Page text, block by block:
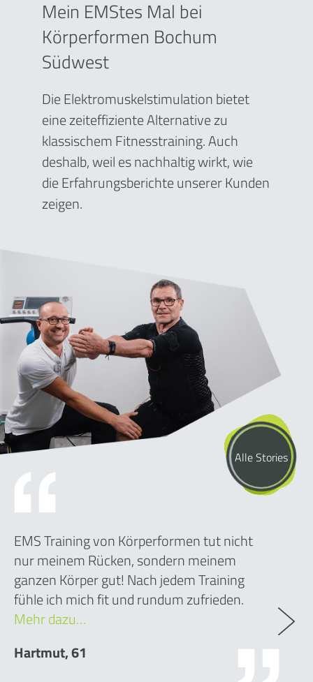
Mein EMStes Mal bei
Körperformen Bochum
Südwest
Die Elektromuskelstimulation bietet
eine zeiteffiziente Alternative zu
klassischem Fitnesstraining. Auch
deshalb, weil es nachhaltig wirkt, wie
die Erfahrungsberichte unserer Kunden
zeigen.
Alle Stories
EMS Training von Körperformen tut nicht
nur meinem Rücken, sondern meinem
ganzen Körper gut! Nach jedem Training
fühle ich mich fit und rundum zufrieden.
Mehr dazu…
Hartmut, 61